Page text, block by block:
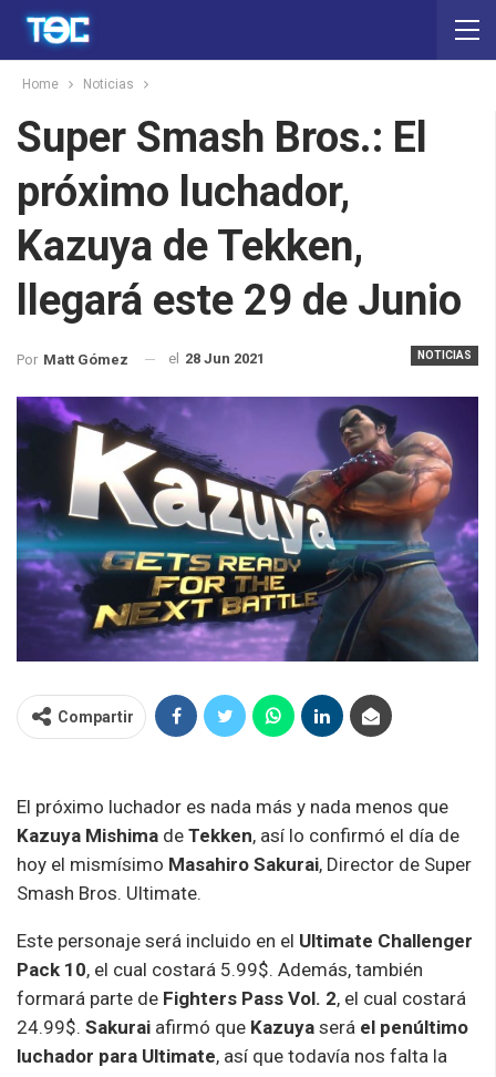
Home Noticias
Super Smash Bros.: El
próximo luchador,
Kazuya de Tekken,
llegará este 29 de Junio
NOTICIAS
Por Matt Gómez el 28 Jun 2021
Compartir
El próximo luchador es nada más y nada menos que
Kazuya Mishima de Tekken, así lo confirmó el día de
hoy el mismísimo Masahiro Sakurai, Director de Super
Smash Bros. Ultimate.
Este personaje será incluido en el Ultimate Challenger
Pack 10, el cual costará 5.99$. Además, también
formará parte de Fighters Pass Vol. 2, el cual costará
24.99$. Sakurai afirmó que Kazuya será el penúltimo
luchador para Ultimate, así que todavía nos falta la